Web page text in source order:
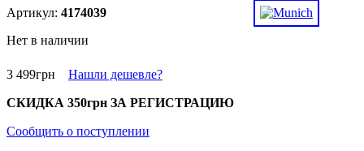
4174039
Нет в наличии
3 499грн Нашли дешевле?
СКИДКА 350грн ЗА РЕГИСТРАЦИЮ
Сообщить о поступлении